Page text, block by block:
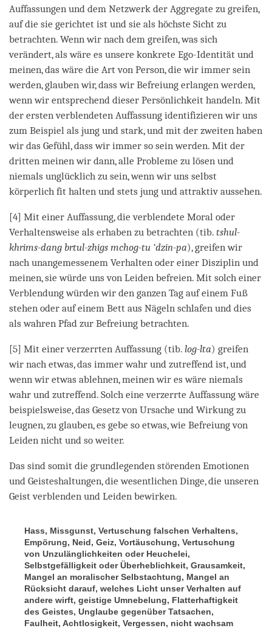
Auffassungen und dem Netzwerk der Aggregate zu greifen,
auf die sie gerichtet ist und sie als höchste Sicht zu
betrachten. Wenn wir nach dem greifen, was sich
verändert, als wäre es unsere konkrete Ego-Identität und
meinen, das wäre die Art von Person, die wir immer sein
werden, glauben wir, dass wir Befreiung erlangen werden,
wenn wir entsprechend dieser Persönlichkeit handeln. Mit
der ersten verblendeten Auffassung identifizieren wir uns
zum Beispiel als jung und stark, und mit der zweiten haben
wir das Gefühl, dass wir immer so sein werden. Mit der
dritten meinen wir dann, alle Probleme zu lösen und
niemals unglücklich zu sein, wenn wir uns selbst
körperlich fit halten und stets jung und attraktiv aussehen.
[4] Mit einer Auffassung, die verblendete Moral oder
Verhaltensweise als erhaben zu betrachten (tib. tshul-
khrims-dang brtul-zhigs mchog-tu ’dzin-pa), greifen wir
nach unangemessenem Verhalten oder einer Disziplin und
meinen, sie würde uns von Leiden befreien. Mit solch einer
Verblendung würden wir den ganzen Tag auf einem Fuß
stehen oder auf einem Bett aus Nägeln schlafen und dies
als wahren Pfad zur Befreiung betrachten.
[5] Mit einer verzerrten Auffassung (tib. log-lta) greifen
wir nach etwas, das immer wahr und zutreffend ist, und
wenn wir etwas ablehnen, meinen wir es wäre niemals
wahr und zutreffend. Solch eine verzerrte Auffassung wäre
beispielsweise, das Gesetz von Ursache und Wirkung zu
leugnen, zu glauben, es gebe so etwas, wie Befreiung von
Leiden nicht und so weiter.
Das sind somit die grundlegenden störenden Emotionen
und Geisteshaltungen, die wesentlichen Dinge, die unseren
Geist verblenden und Leiden bewirken.
Hass, Missgunst, Vertuschung falschen Verhaltens,
Empörung, Neid, Geiz, Vortäuschung, Vertuschung
von Unzulänglichkeiten oder Heuchelei,
Selbstgefälligkeit oder Überheblichkeit, Grausamkeit,
Mangel an moralischer Selbstachtung, Mangel an
Rücksicht darauf, welches Licht unser Verhalten auf
andere wirft, geistige Umnebelung, Flatterhaftigkeit
des Geistes, Unglaube gegenüber Tatsachen,
Faulheit, Achtlosigkeit, Vergessen, nicht wachsam